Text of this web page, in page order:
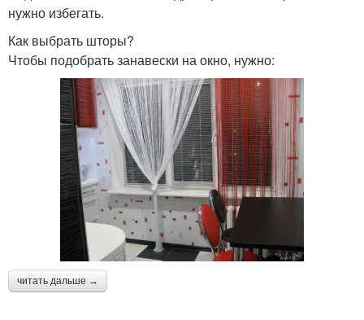
нужно избегать.
Как выбрать шторы?
Чтобы подобрать занавески на окно, нужно:
читать дальше →